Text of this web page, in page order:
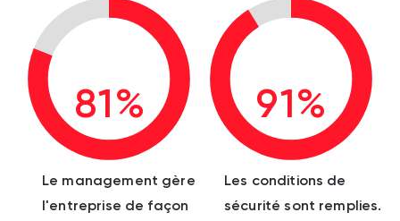
81%
Le management gère
l'entreprise de façon
91%
Les conditions de
sécurité sont remplies.